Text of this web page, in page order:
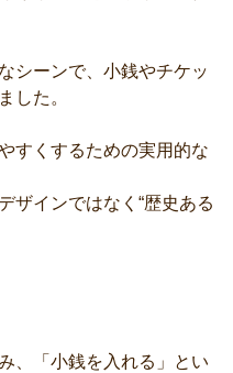
シーンで、小銭やチケッ
した。
すくするための実用的な
ザインではなく“歴史ある
、「小銭を入れる」とい